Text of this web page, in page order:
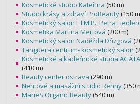
Kosmetické studio Kateřina (50 m)
Studio krásy a zdraví ProBeauty (150
Kosmetický salon L.I.M.P., Petra
Kosmetika Martina Mertová (200 m)
Kosmetický salon Naděžda Dřizgová
Tanguera centrum- kosmetický salon
Kosmetické a kadeřnické studia
(410 m)
Beauty center ostrava (290 m)
Nehtové a masážní studio Renny (350
MarieS Organic Beauty (540 m)